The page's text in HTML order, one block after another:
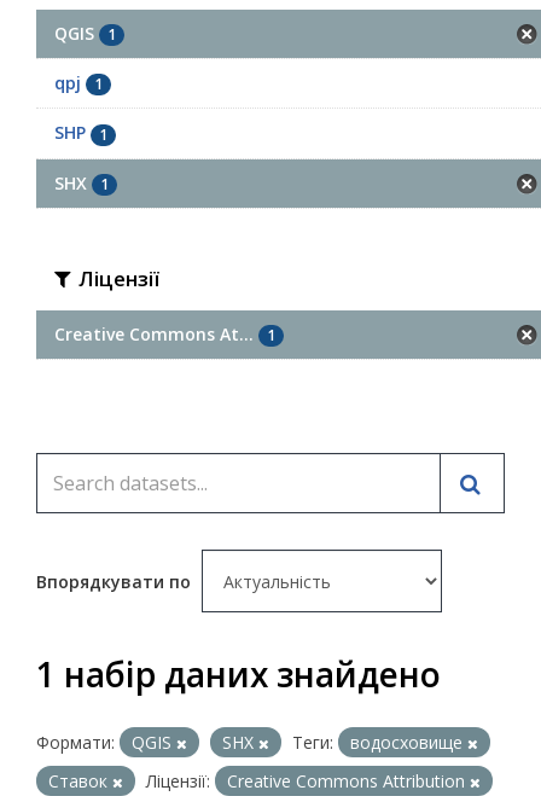
QGIS 1
qpj 1
SHP 1
SHX 1
Ліцензії
Creative Commons At... 1
Впорядкувати по
1 набір даних знайдено
Формати: QGIS SHX Теги:
водосховище
Ставок
Ліцензії:
Creative Commons Attribution